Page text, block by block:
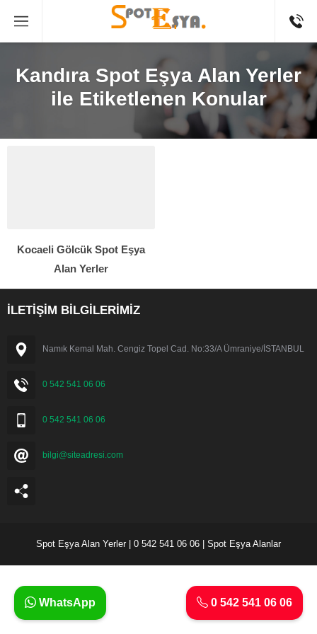
Kandıra Spot Eşya Alan Yerler
ile Etiketlenen Konular
Kocaeli Gölcük Spot Eşya
Alan Yerler
İLETİŞİM BİLGİLERİMİZ
Namık Kemal Mah. Cengiz Topel Cad. No:33/A Ümraniye/İSTANBUL
0 542 541 06 06
0 542 541 06 06
bilgi@siteadresi.com
Spot Eşya Alan Yerler | 0 542 541 06 06 | Spot Eşya Alanlar
0 542 541 06 06
WhatsApp